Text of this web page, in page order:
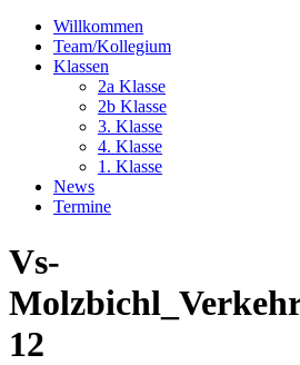
Willkommen
Team/Kollegium
Klassen
2a Klasse
2b Klasse
3. Klasse
4. Klasse
1. Klasse
News
Termine
Vs-
12